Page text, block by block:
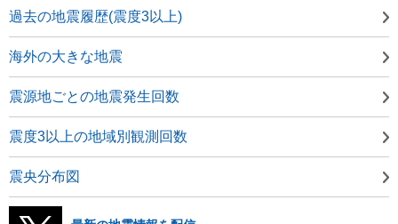
過去の地震履歴(震度3以上)
海外の大きな地震
震源地ごとの地震発生回数
震度3以上の地域別観測回数
震央分布図